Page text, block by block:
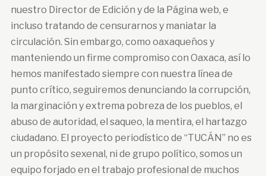
nuestro Director de Edición y de la Página web, e
incluso tratando de censurarnos y maniatar la
circulación. Sin embargo, como oaxaqueños y
manteniendo un firme compromiso con Oaxaca, así lo
hemos manifestado siempre con nuestra línea de
punto crítico, seguiremos denunciando la corrupción,
la marginación y extrema pobreza de los pueblos, el
abuso de autoridad, el saqueo, la mentira, el hartazgo
ciudadano. El proyecto periodístico de “TUCÁN” no es
un propósito sexenal, ni de grupo político, somos un
equipo forjado en el trabajo profesional de muchos